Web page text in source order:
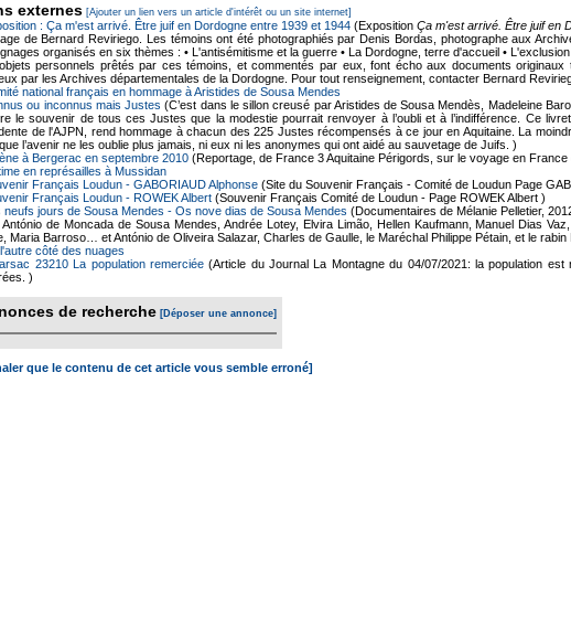
externes [Ajouter un lien vers un article d'intérêt ou un site internet]
: Ça m'est arrivé. Être juif en Dordogne entre 1939 et 1944 (Exposition Ça m'est arrivé. Être juif en
de Bernard Reviriego. Les témoins ont été photographiés par Denis Bordas, photographe aux
organisés en six thèmes : • L'antisémitisme et la guerre • La Dordogne, terre d'accueil •
personnels prêtés par ces témoins, et commentés par eux, font écho aux documents
par les Archives départementales de la Dordogne. Pour tout renseignement, contacter Bernard
national français en hommage à Aristides de Sousa Mendes
ou inconnus mais Justes (C’est dans le sillon creusé par Aristides de Sousa Mendès, Madeleine
le souvenir de tous ces Justes que la modestie pourrait renvoyer à l’oubli et à l’indifférence. Ce
de l'AJPN, rend hommage à chacun des 225 Justes récompensés à ce jour en Aquitaine. La
l’avenir ne les oublie plus jamais, ni eux ni les anonymes qui ont aidé au sauvetage de Juifs. )
à Bergerac en septembre 2010 (Reportage, de France 3 Aquitaine Périgords, sur le voyage en
en représailles à Mussidan
Français Loudun - GABORIAUD Alphonse (Site du Souvenir Français - Comité de Loudun Page
Français Loudun - ROWEK Albert (Souvenir Français Comité de Loudun - Page ROWEK Albert )
neufs jours de Sousa Mendes - Os nove dias de Sousa Mendes (Documentaires de Mélanie Pelletier,
de Moncada de Sousa Mendes, Andrée Lotey, Elvira Limão, Hellen Kaufmann, Manuel Dias
Maria Barroso… et António de Oliveira Salazar, Charles de Gaulle, le Maréchal Philippe Pétain, et le rabin
côté des nuages
23210 La population remerciée(Article du Journal La Montagne du 04/07/2021: la population
)
de recherche [Déposer une annonce]
que le contenu de cet article vous semble erroné]